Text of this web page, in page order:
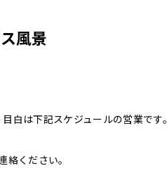
風景
白は下記スケジュールの営業です。
ください。